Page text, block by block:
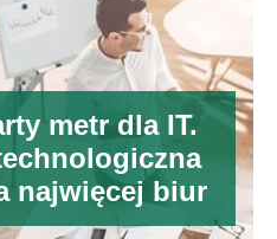
metr dla IT.
najwięcej biur